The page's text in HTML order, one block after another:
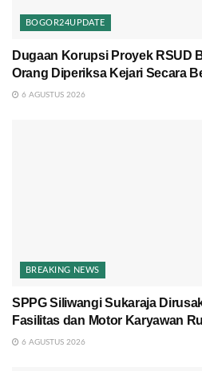
BOGOR24UPDATE
Dugaan Korupsi Proyek RSUD
Orang Diperiksa Kejari Secara
6 AGUSTUS 2026
BREAKING NEWS
SPPG Siliwangi Sukaraja
Fasilitas dan Motor Karyawan
6 AGUSTUS 2026